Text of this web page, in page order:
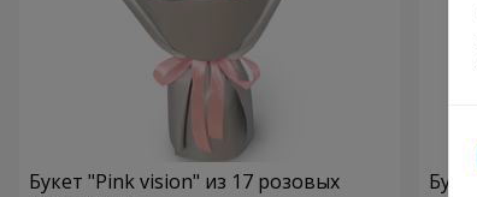
Букет "Pink vision" из 17 розовых